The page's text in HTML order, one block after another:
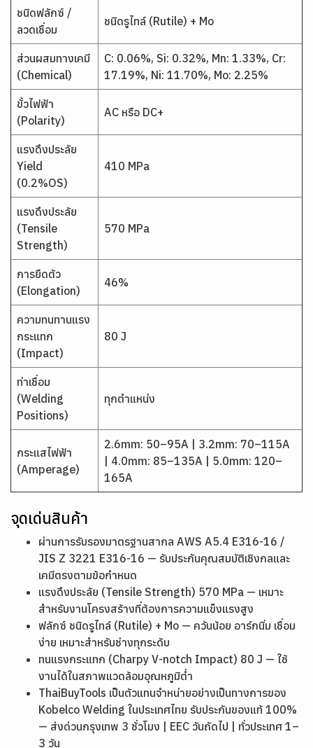
ชนิดฟลักซ์ /
ลวดเชื่อม
ชนิดรูไทล์ (Rutile) + Mo
ส่วนผสมทางเคมี
(Chemical)
C: 0.06%, Si: 0.32%, Mn: 1.33%, Cr:
17.19%, Ni: 11.70%, Mo: 2.25%
ขั้วไฟฟ้า
(Polarity)
AC หรือ DC+
แรงดึงประลัย
Yield
(0.2%OS)
410 MPa
แรงดึงประลัย
(Tensile
Strength)
570 MPa
การยืดตัว
(Elongation)
46%
ความทนทานแรง
กระแทก
(Impact)
80 J
ท่าเชื่อม
(Welding
Positions)
ทุกตำแหน่ง
กระแสไฟฟ้า
(Amperage)
2.6mm: 50–95A | 3.2mm: 70–115A
| 4.0mm: 85–135A | 5.0mm: 120–
165A
จุดเด่นสินค้า
ผ่านการรับรองมาตรฐานสากล AWS A5.4 E316-16 /
JIS Z 3221 E316-16 — รับประกันคุณสมบัติเชิงกลและ
เคมีตรงตามข้อกำหนด
แรงดึงประลัย (Tensile Strength) 570 MPa — เหมาะ
สำหรับงานโครงสร้างที่ต้องการความแข็งแรงสูง
ฟลักซ์ ชนิดรูไทล์ (Rutile) + Mo — ควันน้อย อาร์กนิ่ม เชื่อม
ง่าย เหมาะสำหรับช่างทุกระดับ
ทนแรงกระแทก (Charpy V-notch Impact) 80 J — ใช้
งานได้ในสภาพแวดล้อมอุณหภูมิต่ำ
ThaiBuyTools เป็นตัวแทนจำหน่ายอย่างเป็นทางการของ
Kobelco Welding ในประเทศไทย รับประกันของแท้ 100%
— ส่งด่วนกรุงเทพ 3 ชั่วโมง | EEC วันถัดไป | ทั่วประเทศ 1–
3 วัน